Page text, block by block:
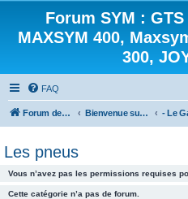
Forum SYM : GTS
MAXSYM 400,
300,
FAQ
Forum des scooters SYM - GTS -MAXSYM - CRUISYM - JOYMAX - Maxsym TL Bienvenue sur le forum des scooters de la gamme SYM - Le
Les pneus
Vous n’avez pas les permissions requises
Cette catégorie n’a pas de forum.